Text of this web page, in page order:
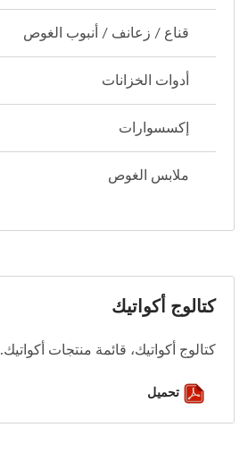
قناع / زعانف / أنبوب الغوص
أدوات الخزانات
إكسسوارات
ملابس الغوص
كتالوج أكواتيك
كتالوج أكواتيك، قائمة منتجات أكواتيك.
تحميل